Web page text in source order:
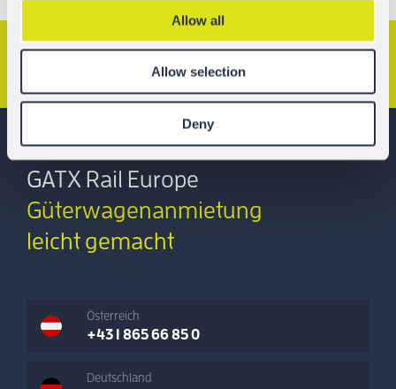
Allow all
Allow selection
Deny
GATX Rail Europe
Güterwagenanmietung
leicht gemacht
Österreich
+43 1 865 66 85 0
Deutschland